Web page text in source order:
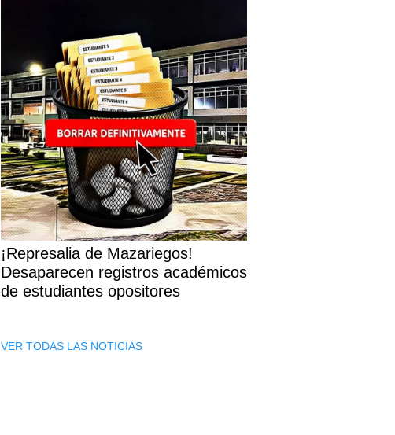
¡Represalia de Mazariegos!
Desaparecen registros académicos
de estudiantes opositores
VER TODAS LAS NOTICIAS